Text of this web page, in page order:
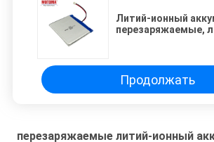
Литий-ионный
перезаряжаемые,
Продолжать
перезаряжаемые литий-ионный